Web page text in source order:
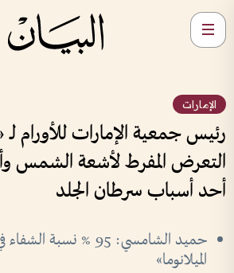
الإمارات
رئيس جمعية الإمارات للأورام لـ
التعرض المفرط لأشعة الشمس
أحد أسباب سرطان الجلد
حميد الشامسي: 95 % نسبة
الميلانوما»